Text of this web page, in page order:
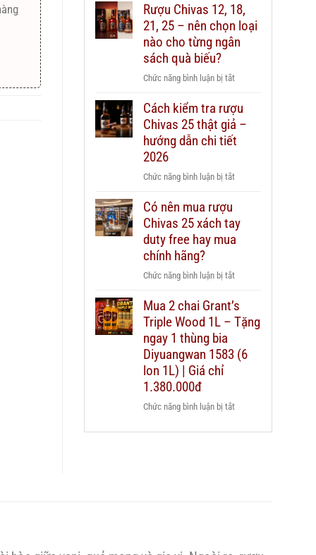
dòng
Vodka
Beluga
hiện
Nên
chọn
loại
Rượu Chivas 12, 18,
21, 25 – nên chọn loại
nào cho từng ngân
sách quà biếu?
Chức năng bình luận bị tắtở
Chivas
12,
18,
–
loại
nào
quà
biếu?
Cách kiểm tra rượu
Chivas 25 thật giả –
hướng dẫn chi tiết
2026
Chức năng bình luận bị tắtở
tra
rượu
thật
–
hướng
chi
Có nên mua rượu
Chivas 25 xách tay
duty free hay mua
chính hãng?
Chức năng bình luận bị tắtở
nên
mua
Chivas
25
duty
Mua 2 chai Grant’s
Triple Wood 1L – Tặng
ngay 1 thùng bia
Diyuangwan 1583 (6
lon 1L) | Giá chỉ
1.380.000đ
Chức năng bình luận bị tắtở
2